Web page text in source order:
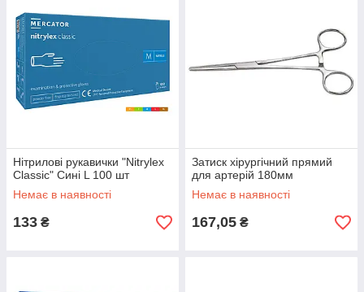
Нітрилові рукавички "Nitrylex
Classic" Сині L 100 шт
Немає в наявності
133 ₴
Затиск хірургічний прямий
для артерій 180мм
Немає в наявності
167,05 ₴